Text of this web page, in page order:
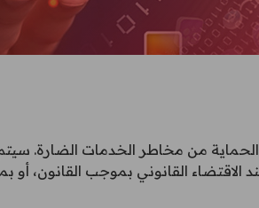
من مخاطر الخدمات الضارة.
الاقتضاء القانوني بموجب القانون،